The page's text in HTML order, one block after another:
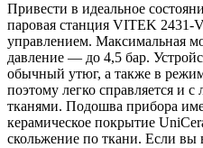
Привести в идеальное
паровая станция VITEK
управлением. Максимальная
давление — до 4,5 бар.
обычный утюг, а также в
поэтому легко справляется и
тканями. Подошва прибора
керамическое покрытие
скольжение по ткани. Если вы